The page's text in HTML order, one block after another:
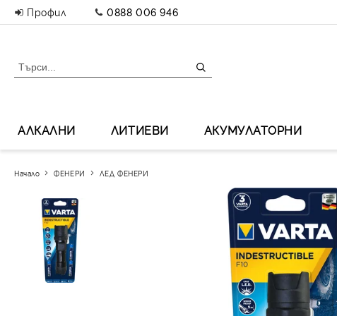
Профил 0888 006 946
АЛКАЛНИ ЛИТИЕВИ АКУМУЛАТОРНИ
Начало ФЕНЕРИ ЛЕД ФЕНЕРИ